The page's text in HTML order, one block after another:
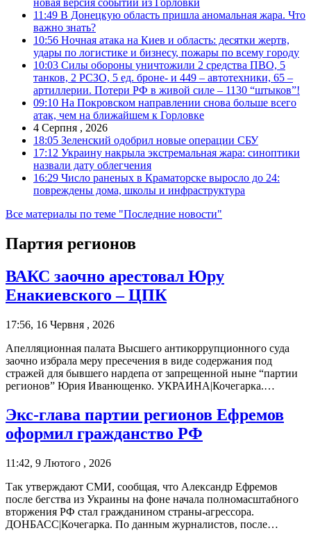
11:49 В Донецкую область пришла аномальная жара. Что
важно знать?
10:56 Ночная атака на Киев и область: десятки жертв,
удары по логистике и бизнесу, пожары по всему городу
10:03 Силы обороны уничтожили 2 средства ПВО, 5
танков, 2 РСЗО, 5 ед. броне- и 449 – автотехники, 65 –
артиллерии. Потери РФ в живой силе – 1130 “штыков”!
09:10 На Покровском направлении снова больше всего
атак, чем на ближайшем к Горловке
4 Серпня , 2026
18:05 Зеленский одобрил новые операции СБУ
17:12 Украину накрыла экстремальная жара: синоптики
назвали дату облегчения
16:29 Число раненых в Краматорске выросло до 24:
повреждены дома, школы и инфраструктура
Все материалы по теме "Последние новости"
Партия регионов
ВАКС заочно арестовал Юру
Енакиевского – ЦПК
17:56, 16 Червня , 2026
Апелляционная палата Высшего антикоррупционного суда
заочно избрала меру пресечения в виде содержания под
стражей для бывшего нардепа от запрещенной ныне “партии
регионов” Юрия Иванющенко. УКРАИНА|Кочегарка.…
Экс-глава партии регионов Ефремов
оформил гражданство РФ
11:42, 9 Лютого , 2026
Так утверждают СМИ, сообщая, что Александр Ефремов
после бегства из Украины на фоне начала полномасштабного
вторжения РФ стал гражданином страны-агрессора.
ДОНБАСС|Кочегарка. По данным журналистов, после…